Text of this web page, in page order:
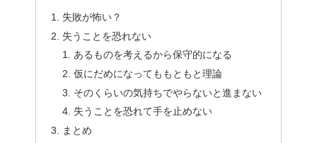
失敗が怖い？
失うことを恐れない
あるものを考えるから保守的になる
仮にだめになってももともと理論
そのくらいの気持ちでやらないと進まない
失うことを恐れて手を止めない
まとめ